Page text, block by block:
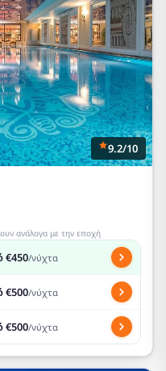
9.2/10
ανάλογα με την εποχή
€450/νύχτα
€500/νύχτα
€500/νύχτα